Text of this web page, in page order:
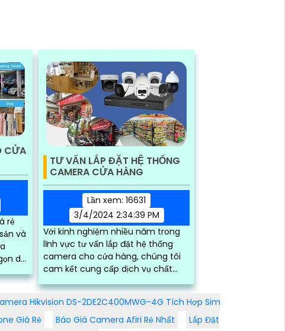
CỬA
rẻ
và
dễ
TƯ VẤN LẮP ĐẶT HỆ THỐNG
CAMERA CỬA HÀNG
Lần xem: 16631
3/4/2024 2:34:39 PM
Với kinh nghiệm nhiều năm trong
lĩnh vực tư vấn lắp đặt hệ thống
camera cho cửa hàng, chúng tôi
cam kết cung cấp dịch vụ chất
viên giàu kinh nghiệm, luôn sẵn
lòng tư vấn và hỗ trợ khách hàng
24/7
Hikvision DS-2DE2C400MWG-4G Tích Hợp Sim
Giá Rẻ Báo Giá Camera Afiri Rẻ Nhất
Lắp Đặt